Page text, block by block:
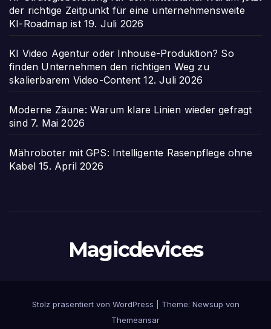
der richtige Zeitpunkt für eine unternehmensweite
KI-Roadmap ist 19. Juli 2026
KI Video Agentur oder Inhouse-Produktion? So
finden Unternehmen den richtigen Weg zu
skalierbarem Video-Content 12. Juli 2026
Moderne Zäune: Warum klare Linien wieder gefragt
sind 7. Mai 2026
Mähroboter mit GPS: Intelligente Rasenpflege ohne
Kabel 15. April 2026
Magicdevices
Stolz präsentiert von WordPress
Theme: Newsup von
Themeansar